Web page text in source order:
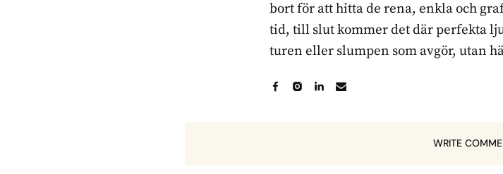
bort för att hitta de rena, enkla och
tid, till slut kommer det där perfekta
turen eller slumpen som avgör, utan
WRITE